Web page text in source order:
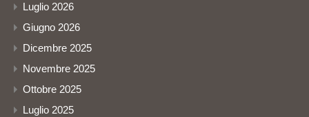
Luglio 2026
Giugno 2026
Dicembre 2025
Novembre 2025
Ottobre 2025
Luglio 2025